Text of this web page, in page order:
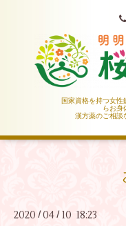
国家資格を持つ女
らお身
漢方薬のご相談
2020 /04 / 10 18:23